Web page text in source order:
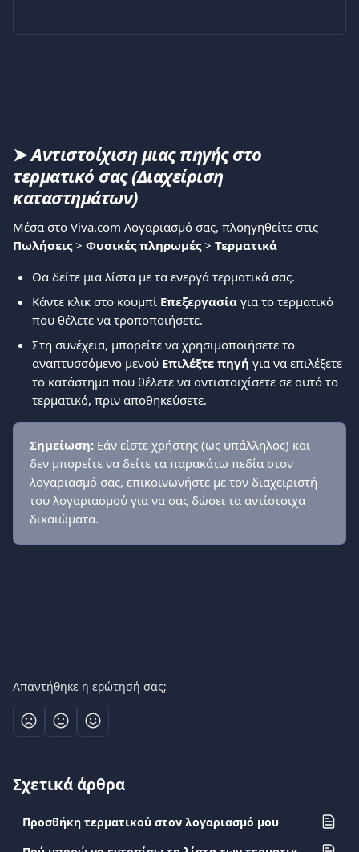
➤ Αντιστοίχιση μιας πηγής στο
τερματικό σας (Διαχείριση
καταστημάτων)
Μέσα στο Viva.com Λογαριασμό σας, πλοηγηθείτε στις
Πωλήσεις > Φυσικές πληρωμές > Τερματικά
Θα δείτε μια λίστα με τα ενεργά τερματικά σας.
Κάντε κλικ στο κουμπί Επεξεργασία για το τερματικό
που θέλετε να τροποποιήσετε.
Στη συνέχεια, μπορείτε να χρησιμοποιήσετε το
αναπτυσσόμενο μενού Επιλέξτε πηγή για να επιλέξετε
το κατάστημα που θέλετε να αντιστοιχίσετε σε αυτό το
τερματικό, πριν αποθηκεύσετε.
Σημείωση: Εάν είστε χρήστης (ως υπάλληλος) και
δεν μπορείτε να δείτε τα παρακάτω πεδία στον
λογαριασμό σας, επικοινωνήστε με τον διαχειριστή
του λογαριασμού για να σας δώσει τα αντίστοιχα
δικαιώματα.
Απαντήθηκε η ερώτησή σας;
Σχετικά άρθρα
Προσθήκη τερματικού στον λογαριασμό μου